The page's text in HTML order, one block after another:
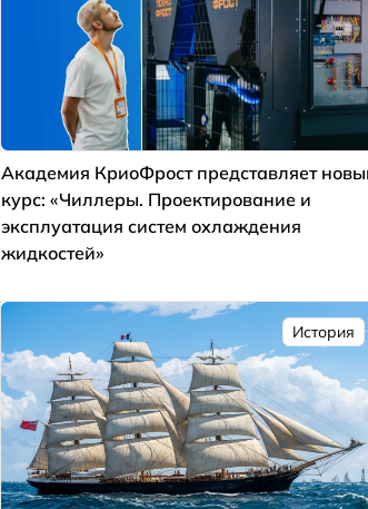
Академия КриоФрост представляет
курс: «Чиллеры. Проектирование и
эксплуатация систем охлаждения
жидкостей»
История